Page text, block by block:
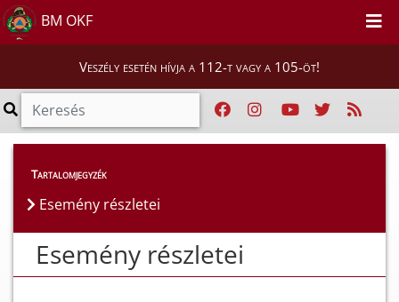
BM OKF
Veszély esetén hívja a 112-t vagy a 105-öt!
Esemény részletei
Tartalomjegyzék
Esemény részletei
Esemény részletei